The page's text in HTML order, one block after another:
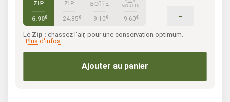
6.90€
Le Zip : chassez l’air, pour une conservation optimum.
Plus d'infos
24.85€ 9.10€ 9.60€ -
Ajouter au panier